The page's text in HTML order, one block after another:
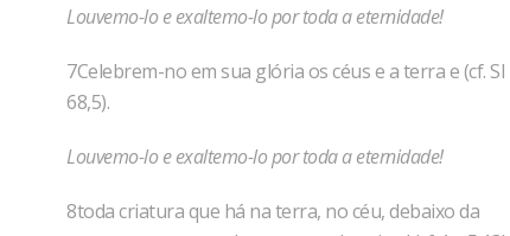
Louvemo-lo e exaltemo-lo por toda a eternidade!
7Celebrem-no em sua glória os céus e a terra e (cf. Sl
68,5).
Louvemo-lo e exaltemo-lo por toda a eternidade!
8toda criatura que há na terra, no céu, debaixo da